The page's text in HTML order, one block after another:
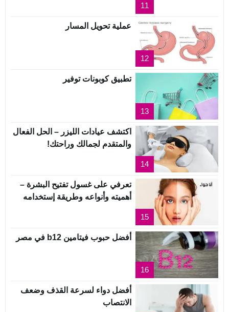
11
12
عملية تحويل المسار
13
تطبيق كوبونات توفير
14
اكتشف عيادات الليزر – الحل الفعال
والمتقدم لجمالك وراحتك!
15
تعرفي على غسول تفتيح البشرة –
أهميته وأنواعه وطريقة إستخدامه
16
أفضل حبوب فيتامين b12 في مصر
أفضل دواء لسرعة القذف وضعف
الانتصاب